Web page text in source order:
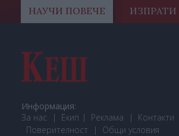
НАУЧИ ПОВЕЧЕ ИЗПРАТИ
Информация:
За нас
Екип Реклама
Контакти
Поверителност
Общи условия